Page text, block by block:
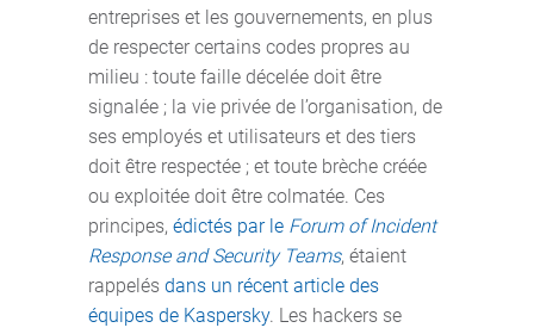
entreprises et les gouvernements, en plus
de respecter certains codes propres au
milieu : toute faille décelée doit être
signalée ; la vie privée de l’organisation, de
ses employés et utilisateurs et des tiers
doit être respectée ; et toute brèche créée
ou exploitée doit être colmatée. Ces
principes, édictés par le Forum of Incident
Response and Security Teams, étaient
rappelés dans un récent article des
équipes de Kaspersky. Les hackers se